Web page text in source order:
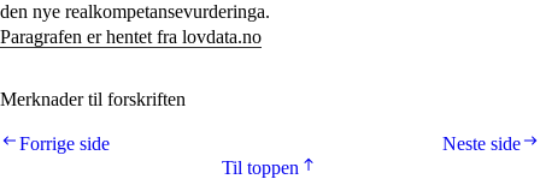
den nye realkompetansevurderinga.
Paragrafen er hentet fra lovdata.no
Merknader til forskriften
Neste side
Forrige side
Til toppen